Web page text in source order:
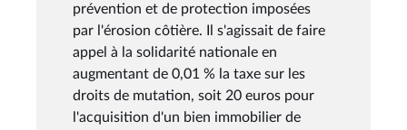
prévention et de protection imposées
par l'érosion côtière. Il s'agissait de faire
appel à la solidarité nationale en
augmentant de 0,01 % la taxe sur les
droits de mutation, soit 20 euros pour
l'acquisition d'un bien immobilier de